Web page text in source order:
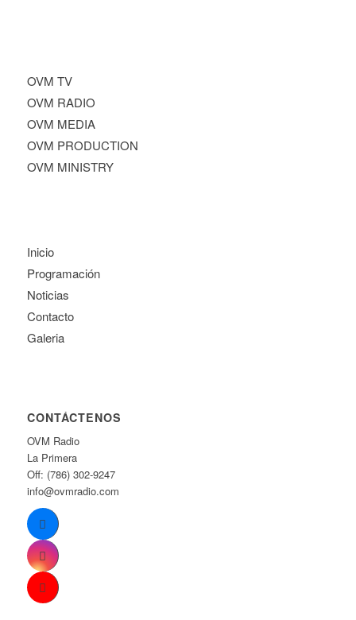
OVM TV
OVM RADIO
OVM MEDIA
OVM PRODUCTION
OVM MINISTRY
Inicio
Programación
Noticias
Contacto
Galeria
CONTÁCTENOS
OVM Radio
La Primera
Off: (786) 302-9247
info@ovmradio.com